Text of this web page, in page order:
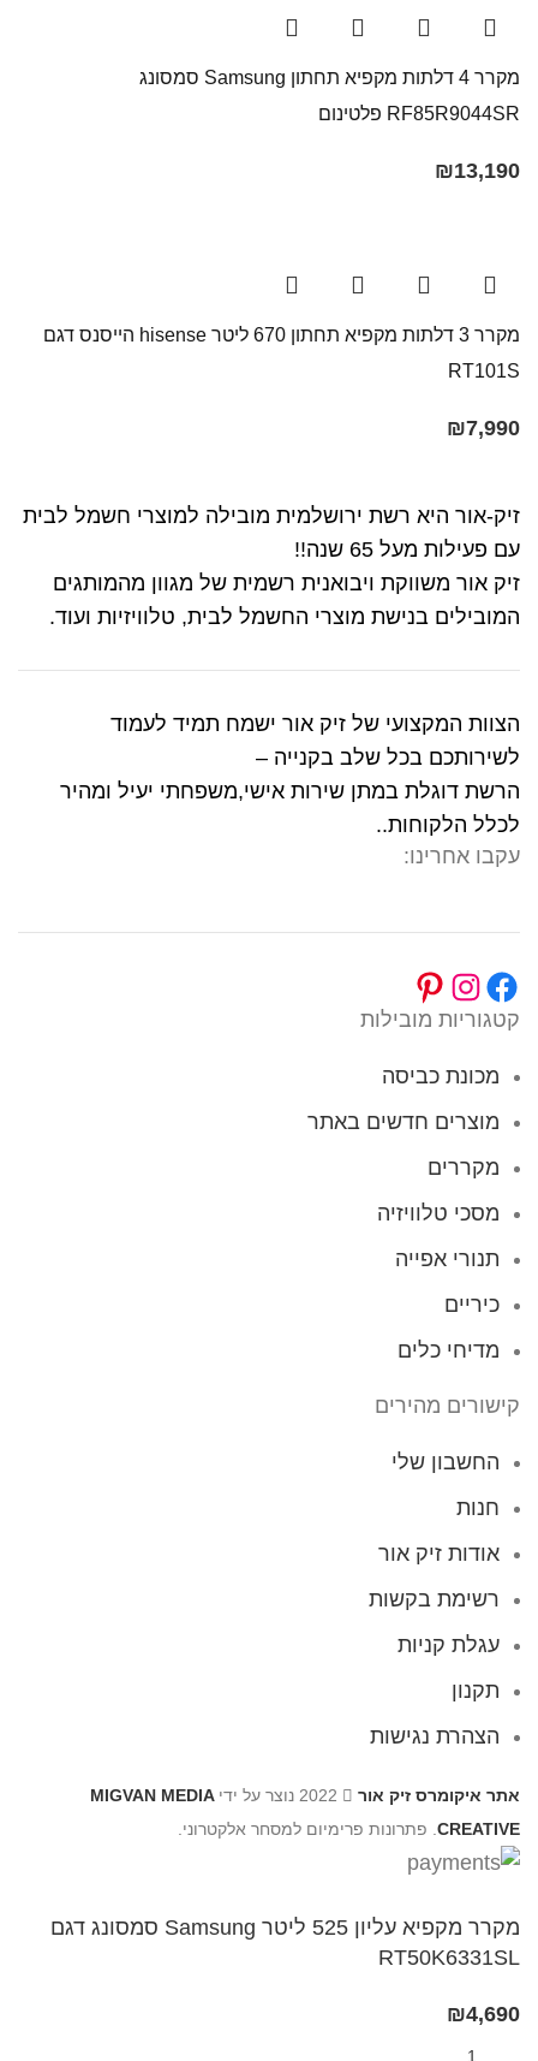
מקרר 4 דלתות ‏מקפיא תחתון Samsung סמסונג
RF85R9044SR פלטינום
₪13,190
מקרר 3 דלתות ‏מקפיא תחתון 670 ‏ליטר hisense הייסנס דגם
₪7,990
זיק-אור היא רשת ירושלמית מובילה למוצרי חשמל לבית
עם פעילות מעל 65 שנה!!
זיק אור משווקת ויבואנית רשמית של מגוון מהמותגים
המובילים בנישת מוצרי החשמל לבית, טלוויזיות ועוד.
הצוות המקצועי של זיק אור ישמח תמיד לעמוד
לשירותכם בכל שלב בקנייה –
הרשת דוגלת במתן שירות אישי,משפחתי יעיל ומהיר
לכלל הלקוחות..
עקבו אחרינו:
קטגוריות מובילות
מכונת כביסה
מוצרים חדשים באתר
מקררים
מסכי טלוויזיה
תנורי אפייה
כיריים
מדיחי כלים
קישורים מהירים
החשבון שלי
חנות
אודות זיק אור
רשימת בקשות
עגלת קניות
תקנון
הצהרת נגישות
אתר איקומרס זיק אור
MIGVAN MEDIA
CREATIVE . פתרונות פרימיום למסחר אלקטרוני.
מקרר מקפיא עליון 525 ליטר Samsung סמסונג דגם
RT50K6331SL
₪4,690